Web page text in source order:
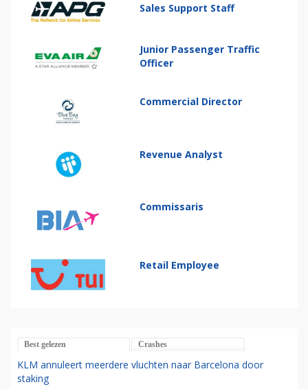
Sales Support Staff
Junior Passenger Traffic
Officer
Commercial Director
Revenue Analyst
Commissaris
Retail Employee
Best gelezen Crashes
KLM annuleert meerdere vluchten naar Barcelona door
staking